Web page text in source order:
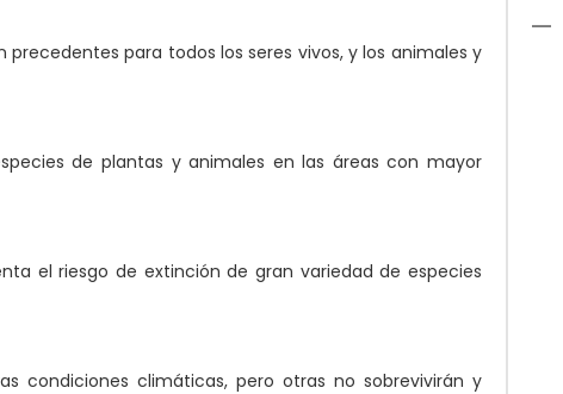
para todos los seres vivos, y los animales y
de plantas y animales en las áreas con mayor
el riesgo de extinción de gran variedad de especies
condiciones climáticas, pero otras no sobrevivirán y